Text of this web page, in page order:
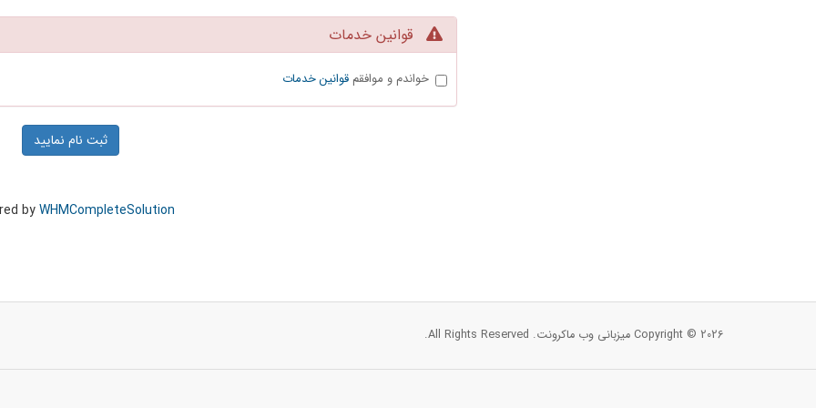
قوانین خدمات
خواندم و موافقمقوانین خدمات
byWHMCompleteSolution
Copyright © 2026 میزبانی وب ماکرونت. All Rights Reserved.